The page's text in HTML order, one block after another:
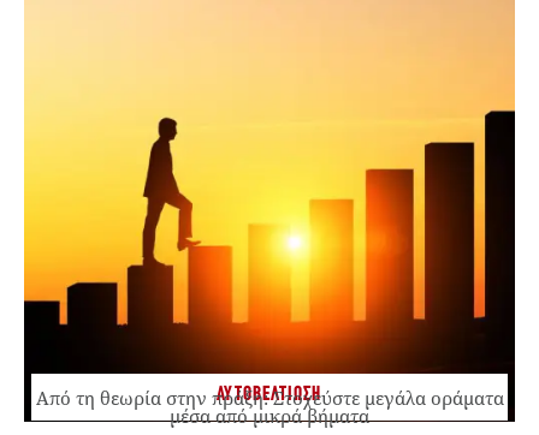
ΑΥΤΟΒΕΛΤΙΩΣΗ
Από τη θεωρία στην πράξη: Στοχεύστε μεγάλα οράματα
μέσα από μικρά βήματα